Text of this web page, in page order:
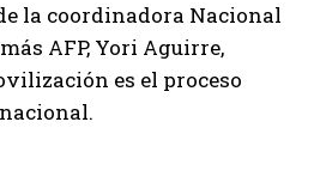
la coordinadora Nacional
AFP, Yori Aguirre,
es el proceso